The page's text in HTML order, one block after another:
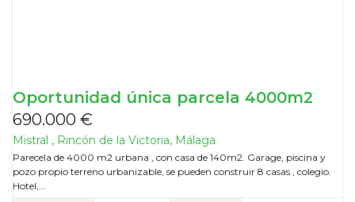
Oportunidad única parcela 4000m2
690.000 €
Mistral , Rincón de la Victoria, Málaga
Parecela de 4000 m2 urbana , con casa de 140m2. Garage, piscina y
pozo propio terreno urbanizable, se pueden construir 8 casas , colegio.
Hotel,...